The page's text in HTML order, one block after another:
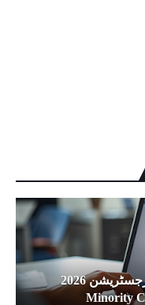
حکومتِ پنجاب اقلیتی کارڈ آن لائن رجسٹریشن 2026
Minority